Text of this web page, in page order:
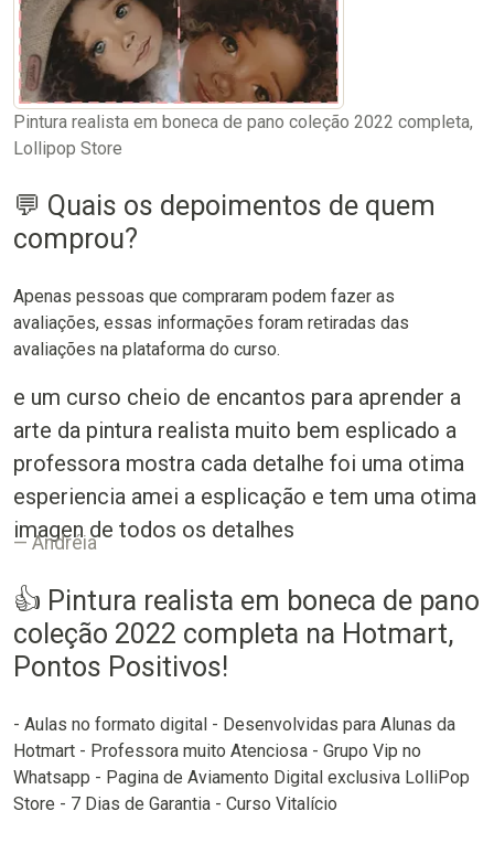
Pintura realista em boneca de pano coleção 2022 completa,
Lollipop Store
💬 Quais os depoimentos de quem
comprou?
Apenas pessoas que compraram podem fazer as
avaliações, essas informações foram retiradas das
avaliações na plataforma do curso.
e um curso cheio de encantos para aprender a
arte da pintura realista muito bem esplicado a
professora mostra cada detalhe foi uma otima
esperiencia amei a esplicação e tem uma otima
imagen de todos os detalhes
Andréia
👍 Pintura realista em boneca de pano
coleção 2022 completa na Hotmart,
Pontos Positivos!
- Aulas no formato digital - Desenvolvidas para Alunas da
Hotmart - Professora muito Atenciosa - Grupo Vip no
Whatsapp - Pagina de Aviamento Digital exclusiva LolliPop
Store - 7 Dias de Garantia - Curso Vitalício